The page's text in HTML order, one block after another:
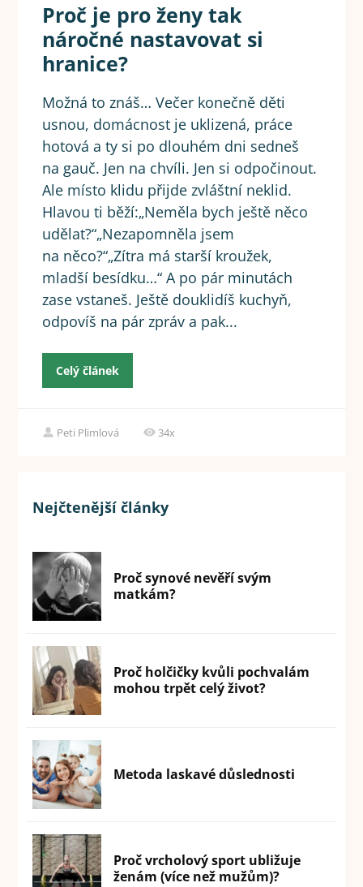
Proč je pro ženy tak
náročné nastavovat si
hranice?
Možná to znáš… Večer konečně děti
usnou, domácnost je uklizená, práce
hotová a ty si po dlouhém dni sedneš
na gauč. Jen na chvíli. Jen si odpočinout.
Ale místo klidu přijde zvláštní neklid.
Hlavou ti běží:„Neměla bych ještě něco
udělat?“„Nezapomněla jsem
na něco?“„Zítra má starší kroužek,
mladší besídku…“ A po pár minutách
zase vstaneš. Ještě douklidíš kuchyň,
odpovíš na pár zpráv a pak...
Celý článek
Peti Plimlová 34x
Nejčtenější články
Proč synové nevěří svým
matkám?
Proč holčičky kvůli pochvalám
mohou trpět celý život?
Metoda laskavé důslednosti
Proč vrcholový sport ubližuje
ženám (více než mužům)?